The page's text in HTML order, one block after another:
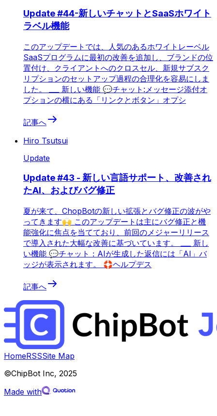
Update #44-新しいチャットとSaaSホワイト
ラベル機能
このアップデートでは、人気のあるホワイトレーベル
SaaSプログラムに最初の改善を追加し、ブランドの位
置付け、クライアントへのクロスセル、新規サブスク
リプションのセットアップ過程の合理化を容易にしま
した。 ___ 新しい機能 💬チャット:メッセージ添付オ
プションの横にある「リンクとボタン」オプシ
記事へ
Hiro Tsutsui
Update
Update #43 - 新しい言語サポート、改善され
たAI、およびバグ修正
夏が来て、ChopBotの新しい拡張とバグ修正の波がや
ってきます🙌 このアップデートは主にバグ修正と機
能強化に焦点を当てており、前回のメジャーリリース
で導入された大幅な改善に基づいています。 ___ 新し
い機能 💬チャット：AIが生成した返信には「AI」バ
ッジが表示されます。 🛟ヘルプデス
記事へ
HomeRSSSite Map
©︎ChipBot Inc, 2025
Made with